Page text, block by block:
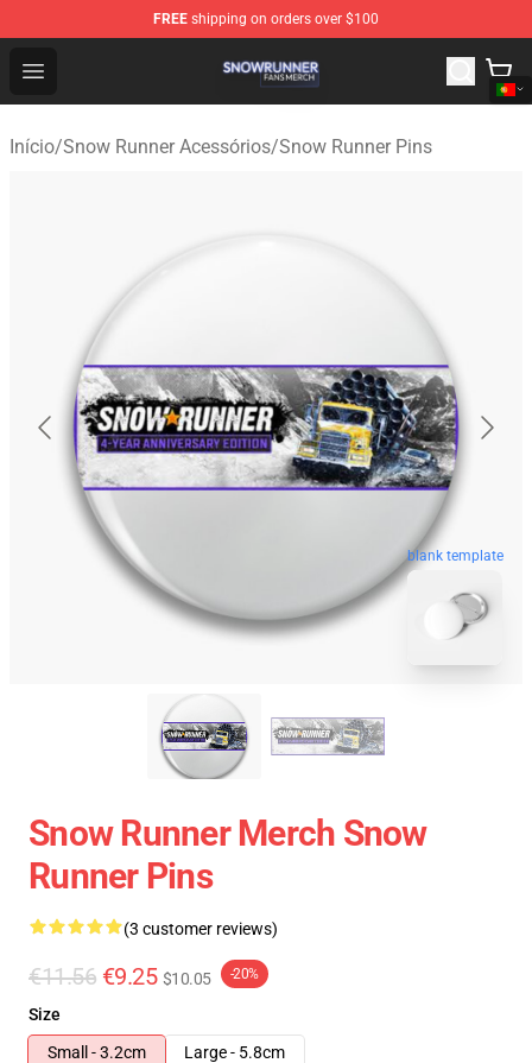
FREE shipping on orders over $100
Open menu
Snow Runner Shop - Official Snow Runner Merchandise
Início/Snow Runner Acessórios/Snow Runner Pins
blank template
Snow Runner Merch Snow
Runner Pins
(3 customer reviews)
€11.56 €9.25 $10.05 -20%
Size
Small - 3.2cm
Large - 5.8cm